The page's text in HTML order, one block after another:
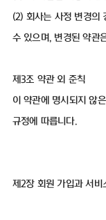
(2) 회사는 사정 변경의
수 있으며, 변경된 약관
제3조 약관 외 준칙
이 약관에 명시되지 않
규정에 따릅니다.
제2장 회원 가입과 서비